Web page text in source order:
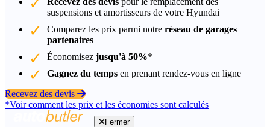
suspensions et amortisseurs de votre Hyundai
Comparez les prix parmi notre réseau de garages
partenaires
Économisez jusqu'à 50%*
Gagnez du temps en prenant rendez-vous en ligne
Recevez des devis
*Voir comment les prix et les économies sont calculés
Fermer